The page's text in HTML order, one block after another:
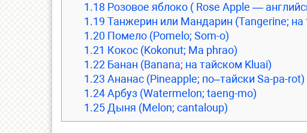
1.18 Розовое яблоко ( Rose Apple —
1.19 Танжерин или Мандарин (Tangerine; на
1.20 Помело (Pomelo; Som-o)
1.21 Кокос (Kokonut; Ma phrao)
1.22 Банан (Banana; на тайском Kluai)
1.23 Ананас (Pineapple; по–тайски Sa-pa-rot)
1.24Арбуз (Watermelon; taeng-mo)
1.25 Дыня (Melon; cantaloup)